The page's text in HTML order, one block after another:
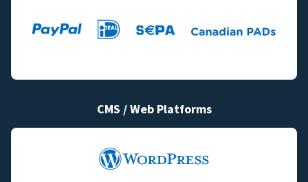
CMS / Web Platforms